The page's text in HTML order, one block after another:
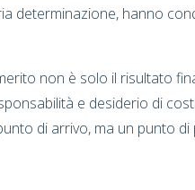
determinazione, hanno
non è solo il risultato
e desiderio di
di arrivo, ma un punto di